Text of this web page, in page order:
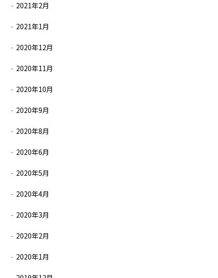
2021年2月
2021年1月
2020年12月
2020年11月
2020年10月
2020年9月
2020年8月
2020年6月
2020年5月
2020年4月
2020年3月
2020年2月
2020年1月